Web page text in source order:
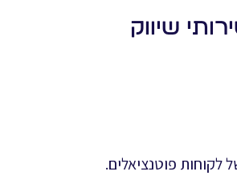
שיווק
לקוחות פוטנציאלים.